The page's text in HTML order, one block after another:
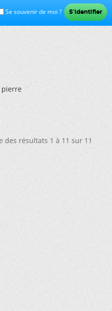
Se souvenir de moi ?
pierre
des résultats 1 à 11 sur 11